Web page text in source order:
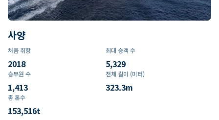
사양
처음 취항
2018
최대 승객 수
5,329
승무원 수
1,413
전체 길이 (미터)
323.3m
총 톤수
153,516t